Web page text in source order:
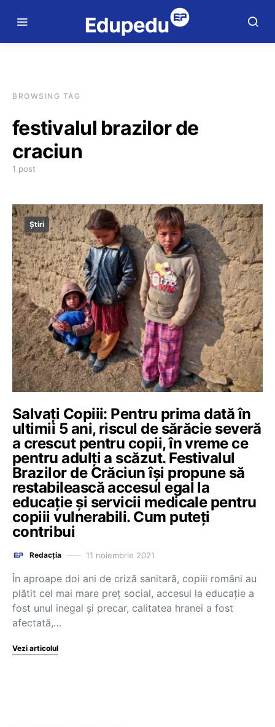
BROWSING TAG
festivalul brazilor de
craciun
1 post
Știri
Salvați Copiii: Pentru prima dată în
ultimii 5 ani, riscul de sărăcie severă
a crescut pentru copii, în vreme ce
pentru adulți a scăzut. Festivalul
Brazilor de Crăciun își propune să
restabilească accesul egal la
educație și servicii medicale pentru
copiii vulnerabili. Cum puteți
contribui
Redacția 11 noiembrie 2021
În aproape doi ani de criză sanitară, copiii români au
plătit cel mai mare preț social, accesul la educație a
fost unul inegal și precar, calitatea hranei a fost
afectată,…
Vezi articolul